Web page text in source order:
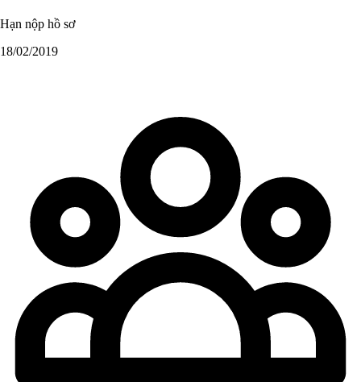
Hạn nộp hồ sơ
18/02/2019